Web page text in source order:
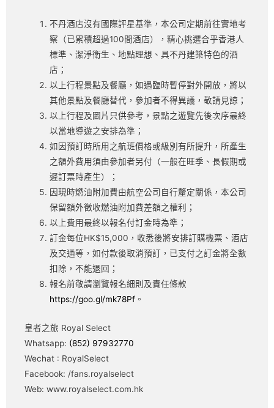
不丹酒店沒有國際評星基準，本公司定期前往實地考
察（已累積超過100間酒店），精心挑選合乎香港人
標準、潔淨衛生、地點理想、具不丹建築特色的酒
店；
以上行程景點及餐廳，如遇臨時暫停對外開放，將以
其他景點及餐廳替代，參加者不得異議，敬請見諒；
以上行程及圖片只供參考，景點之遊覽先後次序最終
以當地導遊之安排為準；
如因預訂時所用之航班價格或級別有所提升，所產生
之額外費用須由參加者另付（一般在旺季、長假期或
遲訂票時產生）；
因現時燃油附加費由航空公司自行釐定關係，本公司
保留額外徵收燃油附加費差額之權利；
以上費用最終以報名付訂金時為準；
訂金每位HK$15,000，收悉後將安排訂購機票、酒店
及交通等，如付款後取消預訂，已支付之訂金將全數
扣除，不能退回；
報名前敬請瀏覽報名細則及責任條款
https://goo.gl/mk78Pf 。
皇者之旅 Royal Select
Whatsapp: (852) 97932770
Wechat : RoyalSelect
Facebook: /fans.royalselect
Web: www.royalselect.com.hk